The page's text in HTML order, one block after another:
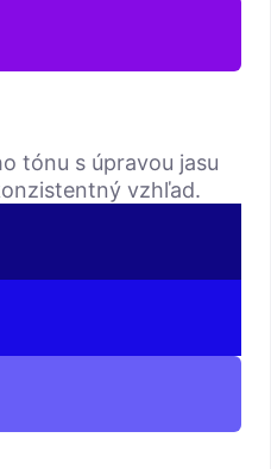
tónu s úpravou jasu
vzhľad.